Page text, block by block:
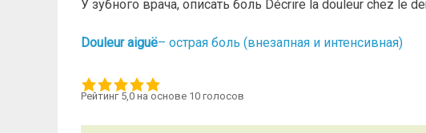
У зубного врача, описать боль Décrire la douleur chez le
Douleur aiguë– острая боль (внезапная и интенсивная)
Рейтинг 5,0 на основе 10 голосов